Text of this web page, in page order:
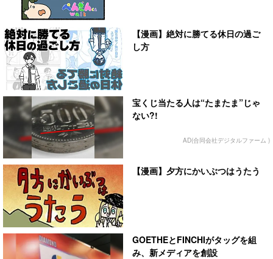
【漫画】絶対に勝てる休日の過ご
し方
宝くじ当たる人は“たまたま”じゃ
ない?!
AD(合同会社デジタルファーム )
【漫画】夕方にかいぶつはうたう
GOETHEとFINCHIがタッグを組
み、新メディアを創設